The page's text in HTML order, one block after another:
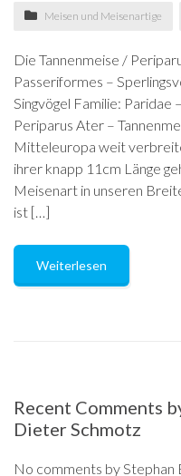
Meisen und Meisenartige
Die Tannenmeise /
Passeriformes –
Singvögel Familie:
Periparus Ater –
Mitteleuropa weit
ihrer knapp 11cm Länge
Meisenart in unseren
ist […]
Weiterlesen
Recent Comments
Dieter Schmotz
No comments by